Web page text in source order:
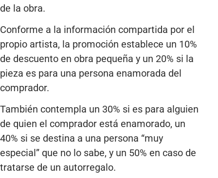
de la obra.
Conforme a la información compartida por el
propio artista, la promoción establece un 10%
de descuento en obra pequeña y un 20% si la
pieza es para una persona enamorada del
comprador.
También contempla un 30% si es para alguien
de quien el comprador está enamorado, un
40% si se destina a una persona “muy
especial” que no lo sabe, y un 50% en caso de
tratarse de un autorregalo.